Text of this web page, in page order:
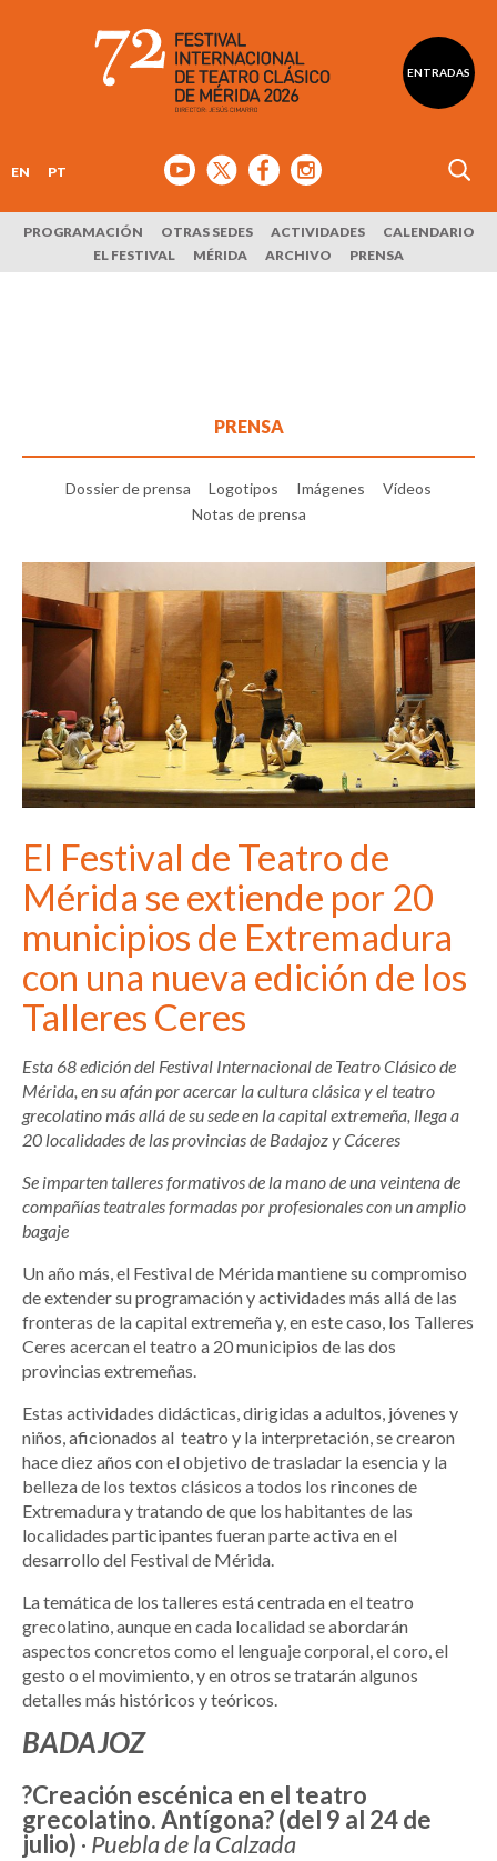
ENTRADAS
EN PT
PROGRAMACIÓN OTRAS SEDES ACTIVIDADES
CALENDARIO
EL FESTIVAL
MÉRIDA ARCHIVO PRENSA
PRENSA
Dossier de prensa Logotipos Imágenes
Vídeos
Notas de prensa
El Festival de Teatro de
Mérida se extiende por 20
municipios de Extremadura
con una nueva edición de los
Talleres Ceres
Esta 68 edición del Festival Internacional de Teatro Clásico de
Mérida, en su afán por acercar la cultura clásica y el teatro
grecolatino más allá de su sede en la capital extremeña, llega a
20 localidades de las provincias de Badajoz y Cáceres
Se imparten talleres formativos de la mano de una veintena de
compañías teatrales formadas por profesionales con un amplio
bagaje
Un año más, el Festival de Mérida mantiene su compromiso
de extender su programación y actividades más allá de las
fronteras de la capital extremeña y, en este caso, los Talleres
Ceres acercan el teatro a 20 municipios de las dos
provincias extremeñas.
Estas actividades didácticas, dirigidas a adultos, jóvenes y
niños, aficionados al teatro y la interpretación, se crearon
hace diez años con el objetivo de trasladar la esencia y la
belleza de los textos clásicos a todos los rincones de
Extremadura y tratando de que los habitantes de las
localidades participantes fueran parte activa en el
desarrollo del Festival de Mérida.
La temática de los talleres está centrada en el teatro
grecolatino, aunque en cada localidad se abordarán
aspectos concretos como el lenguaje corporal, el coro, el
gesto o el movimiento, y en otros se tratarán algunos
detalles más históricos y teóricos.
BADAJOZ
?Creación escénica en el teatro
grecolatino. Antígona? (del 9 al 24 de
julio) · Puebla de la Calzada